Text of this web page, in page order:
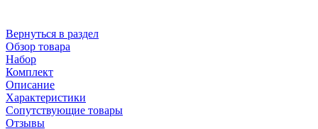
Вернуться в раздел
Обзор товара
Набор
Комплект
Описание
Характеристики
Сопутствующие товары
Отзывы